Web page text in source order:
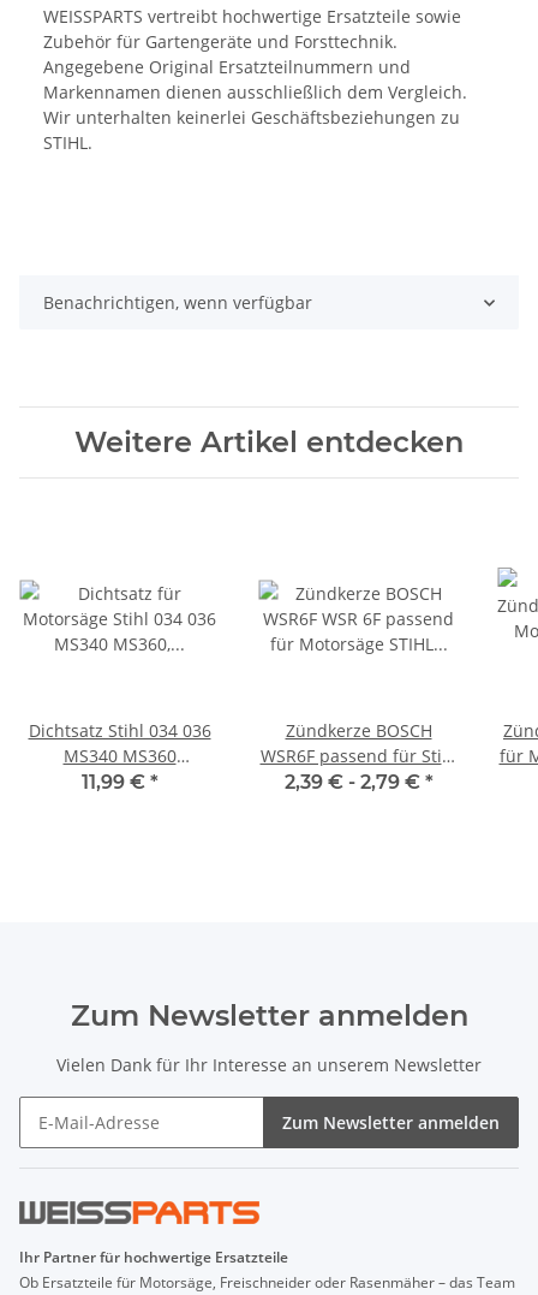
WEISSPARTS vertreibt hochwertige Ersatzteile sowie
Zubehör für Gartengeräte und Forsttechnik.
Angegebene Original Ersatzteilnummern und
Markennamen dienen ausschließlich dem Vergleich.
Wir unterhalten keinerlei Geschäftsbeziehungen zu
STIHL.
Benachrichtigen, wenn verfügbar
Weitere Artikel entdecken
Dichtsatz Stihl 034 036
MS340 MS360
11250290500
11,99 € *
Zündkerze BOSCH
WSR6F passend für Stihl
Kettensäge Motorsäge
2,39 € - 2,79 € *
für
Zum Newsletter anmelden
Vielen Dank für Ihr Interesse an unserem Newsletter
Zum Newsletter anmelden
Ihr Partner für hochwertige Ersatzteile
Ob Ersatzteile für Motorsäge, Freischneider oder Rasenmäher – das Team